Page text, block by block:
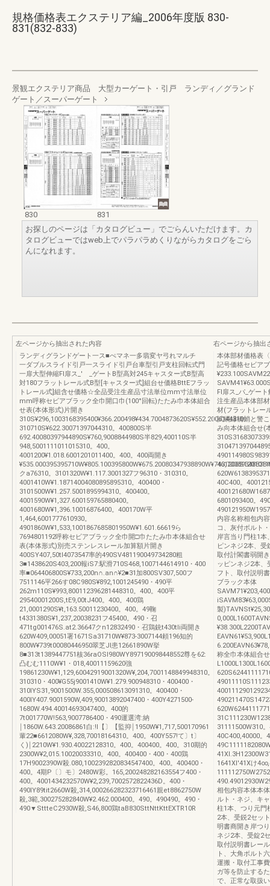
規格価格表エクステリア編_2006年度版 830-
831(832-833)
景観エクステリア商品 大型カーゲート・引戸 ランディ／グランド
ゲート／スーパーゲート
830
831
お探しのページは「カタログビュー」でごらんいただけます。カ
タログビューではweb上でパラパラめくりながらカタログをごら
んになれます。
左ページから抽出された内容
ランディグランドゲート一ス■ぺマネ一多翡変ヤ弓れマルチ
一ダブルスライド引戸一スライド引戸台車型引戸支柱回転式門
一扉大型伸縮Fl扉ス_′ゞ_ゲートB型高対245キャスター式B型高
対180フラットレール式B型[キャスター式]組台せ価格BttEフラッ
トレール式]組含せ価格☆全品受注生産品寸法単位mm寸法単位
mm呼称セビアブラック全巾開口巾(100°回転)たたみ巾本体組合
せ表(本体形式)片開き
310S¥296,1003168395400¥366.200498¥434.7004873620S¥552.2006144310。
310710S¥622.30071397044310。400800S半
692.40080397944890S¥760,9008844980S半829,400110S半
948,5001111011015310。400。
4001200¥1.018.6001201011400。400。400両開き
クa76310。3101320W¥1.117.3001327フ96310・310310。
4001410W¥1.18714004080895895310。400400・
3101500W¥1.257.5001895994310。400400。
4001590W¥1,327.600159765880400。
4001680W¥1,396.10016876400。400170W平
1,464,6001777610930。
4901860W¥1,533,1001867685801950W¥1.601.66619ら
7694801192呼称セビアブラック全巾開□巾たたみ巾本体組合せ
表(本体形式)別売ステンレスレール加算額片開き
400SY407,50tl4073547率的490SV481190049734280粗
3■1438620S403,200報iS7:駅滑710S468,1007144614910・400
率■064406800S¥733,200n∩.an∩¥2■31加800SV307,500フ
7511146平266す08C980S¥892,1001245490・490平
262m110S¥993,800112396281448310。400。400平
29540001200S,tE9,00tJ400。400。400鶏
21,0001290S¥t,163.50011230400。400。49鞠
t4331380S¥1,237,20038231フ45400。490・召
471tg001476S.at2.36647クn12832490・召鶏銃t430tli両開き
620W409,00051署1671Sa31710W¥873‐3007144頼196知的
800W¥739t00080446950翠芝JI患12661890W挙
8■313t1389447751核36raOSI980WY897190098448552尊を62:
凸むむ1110W¥1・018,40011159620強
19861230W¥1,129,60042919001320W¥,204,7001148849948310。
310310・400¥G55j9001410W¥1.279.900948310・400400・
310IYS31,9001500W.355,000508613091310。400400・
400IY407.9001590W,409,90013892047400・400Y4271500‐
1680W.494.40014693047400。400的
7t001770W!563,9007786400・490運選湾:納
￨1860W.643.20086861白:!l【〕【監抑￨1950W¥1,717,500170961
輩22■6612080W¥,328,70018164310。400。400Y557!て〕t〕
く)￨2210W¥1.930.40022128310。400。400400。400。310期的
2300W¥2,015.10020033310。400。400400・400・400鶏
17H9002390W殺.080,1002392820834547400。400。400400・
400。4期P〔〕モ〕2480W彩。165,200248282163554フ400・
400。4001434232570W¥2,239,7002572822436D。400・
490IY89tit2660W殺,314,000266282323716461親et8862750W
殺,3範,300275282840W¥2.462.000400。490。490490。490・
490▼SttteC2930W殺,S46,800鶏taB830SttNttKttEXTR10R
右ページから抽出
本体部材価格表
記号価格セビア
Fl扉ス_パ_ゲー
注生産品本体部
材(フラットレー
試網縁橋蛸と警
み向本体組合せ(
40C400。
6801093400。
内容名称相包内
コ、灰付ボルト
岸言当り門柱1本
ピンネジ2本、
取付計閣書弱開
ッピンネジ2本
フト、取付説明
ブラック本体
製
称全巾本体組合
31111500W310
40C400,40000。
1641Xl'41Xけ
相包内容本体本
ルト・ネジ、キ
柱1本、つり元門
2本、受鋭2セッ
明書商開き岸つ
ネジ2本、受錠2
取付説明書レー
ト、大角ボルト
運搬・取付工事
ガ等を防止する
で、正常な取扱